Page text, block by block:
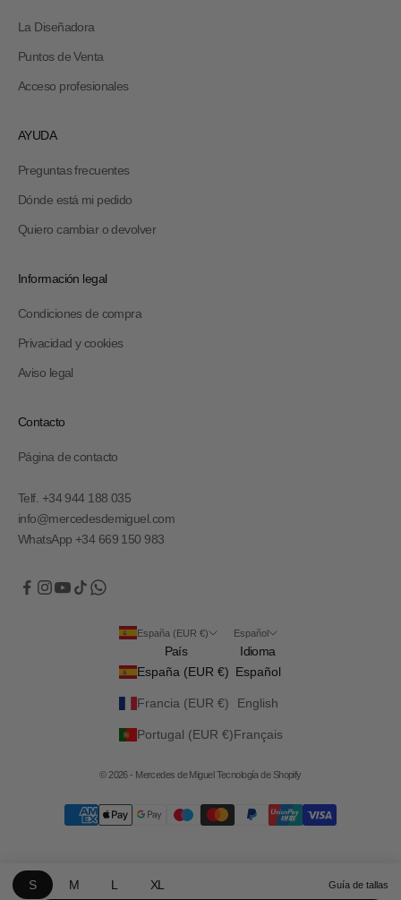
La Diseñadora
Puntos de Venta
Acceso profesionales
AYUDA
Preguntas frecuentes
Dónde está mi pedido
Quiero cambiar o devolver
Información legal
Condiciones de compra
Privacidad y cookies
Aviso legal
Contacto
Página de contacto
Telf. +34 944 188 035
info@mercedesdemiguel.com
WhatsApp +34 669 150 983
España (EUR €)
País
España (EUR €)
Francia (EUR €)
Portugal (EUR €)
Español
Idioma
Español
English
Français
© 2026 - Mercedes de MiguelTecnología de Shopify
S M L XL Guía de tallas